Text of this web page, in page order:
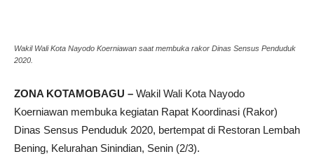
Wakil Wali Kota Nayodo Koerniawan saat membuka rakor Dinas Sensus Penduduk
2020.
ZONA KOTAMOBAGU – Wakil Wali Kota Nayodo
Koerniawan membuka kegiatan Rapat Koordinasi (Rakor)
Dinas Sensus Penduduk 2020, bertempat di Restoran Lembah
Bening, Kelurahan Sinindian, Senin (2/3).